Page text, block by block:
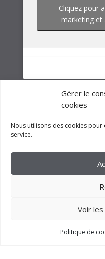
Gérer le
cookies
Nous utilisons des cookies
service.
Voir
Politique de
FM CRÉATION